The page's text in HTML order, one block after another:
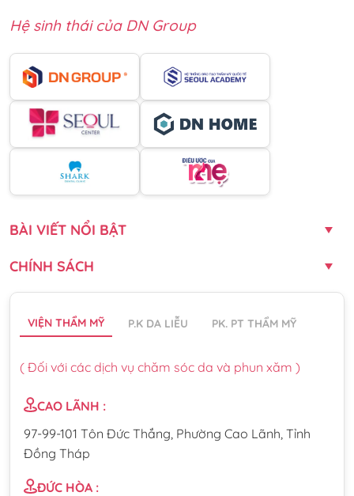
Hệ sinh thái của DN Group
BÀI VIẾT NỔI BẬT
CHÍNH SÁCH
VIỆN THẨM MỸ P.K DA LIỄU PK. PT THẨM MỸ
( Đối với các dịch vụ chăm sóc da và phun xăm )
CAO LÃNH :
97-99-101 Tôn Đức Thắng, Phường Cao Lãnh, Tỉnh
Đồng Tháp
ĐỨC HÒA :